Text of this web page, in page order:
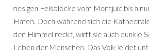
riesigen Felsblöcke vom Montjuïc bis
Hafen. Doch während sich die
den Himmel reckt, wirft sie auch dunkle
Leben der Menschen. Das Volk leidet